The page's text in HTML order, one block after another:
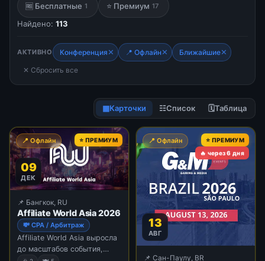
🆓 Бесплатные 1 ⭐ Премиум 17
Найдено: 113
АКТИВНО Конференция ✕ 📍 Офлайн✕ Ближайшие✕
✕ Сбросить все
▦Карточки ☷Список 🗓Таблица
📍 Офлайн ⭐ ПРЕМИУМ
09
ДЕК
📌 Бангкок, RU
Affiliate World Asia 2026
💸 CPA / Арбитраж
Affiliate World Asia выросла
до масштабов события,
📍 Офлайн
⭐ ПРЕМИУМ
🔥 через 6 дня
13
АВГ
📌 Сан-Паулу, BR